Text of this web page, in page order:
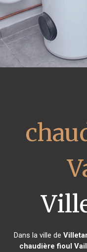
Dans la ville de
chaudière fioul